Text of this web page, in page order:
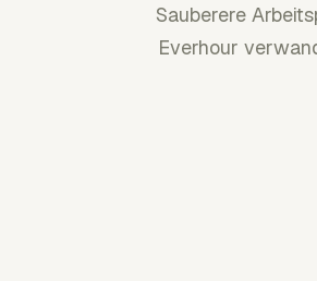
Sauberere
Everhour